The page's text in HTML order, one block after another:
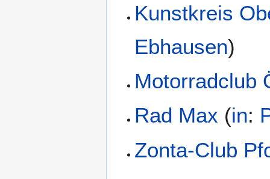
Kunstkreis
Ebhausen)
Motorradclub
Rad Max (in:
Zonta-Club